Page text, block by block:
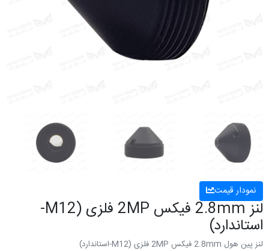
نمودار قیمت
لنز 2.8mm فیکس 2MP فلزی (M12-
استاندارد)
لنز پین هول 2.8mm فیکس 2MP فلزی (M12-استاندارد)